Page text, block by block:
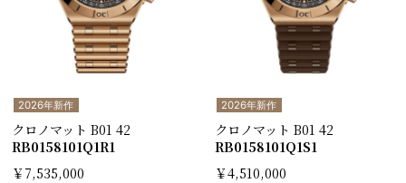
2026年新作
クロノマット B01 42
RB0158101Q1R1
￥7,535,000
2026年新作
クロノマット B01 42
RB0158101Q1S1
￥4,510,000